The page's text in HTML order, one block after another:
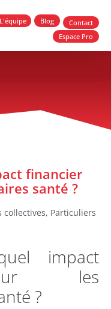
L'équipe Blog
Contact
Espace Pro
financier
santé ?
collectives, Particuliers
impact
les
?